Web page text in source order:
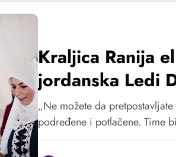
Kraljica Ranija
jordanska Ledi
„Ne možete da
podređene i potlačene. Time